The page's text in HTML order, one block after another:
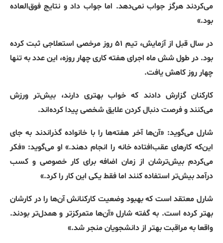
می‌کردند هرگز جواب نمی‌دهد. اما جواب داد و نتایج فوق‌العاده
بود.»
در سال قبل از آزمایش، تیم ۵۱ روز مرخصی استعلاجی ثبت کرده
بود. در طول شش ماه اجرای هفته کاری چهار روزه، این عدد به تنها
چهار روز کاهش یافت.
کارکنان گزارش دادند که خواب بهتری دارند، بیش‌تر ورزش
می‌کنند و فرصت دنبال کردن علایق شخصی پیدا کرده‌اند.
شارل می‌گوید: «آن‌ها آخر هفته‌ها را با خانواده گذراندند به جای
این‌که کارهای عقب‌افتاده خانه را انجام دهند.» او می‌گوید: «فکر
می‌کردم بیش‌ترشان از زمان اضافه برای کار خصوصی و کسب
درآمد بیش‌تر استفاده کنند اما فقط یکی این کار را کرد.»
شارل معتقد است که بهبود وضعیت کارکنانش آن‌ها را در کارشان
بهتر کرده است. به گفته شارل«آن‌ها متمرکزتر و همدل‌تر بودند.
واقعا به مراقبت بهتر از دانشجویان منجر شد.»